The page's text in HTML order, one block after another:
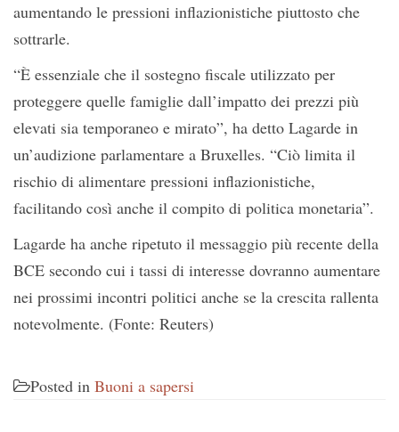
aumentando le pressioni inflazionistiche piuttosto che
sottrarle.
“È essenziale che il sostegno fiscale utilizzato per
proteggere quelle famiglie dall’impatto dei prezzi più
elevati sia temporaneo e mirato”, ha detto Lagarde in
un’audizione parlamentare a Bruxelles. “Ciò limita il
rischio di alimentare pressioni inflazionistiche,
facilitando così anche il compito di politica monetaria”.
Lagarde ha anche ripetuto il messaggio più recente della
BCE secondo cui i tassi di interesse dovranno aumentare
nei prossimi incontri politici anche se la crescita rallenta
notevolmente. (Fonte: Reuters)
Posted in Buoni a sapersi